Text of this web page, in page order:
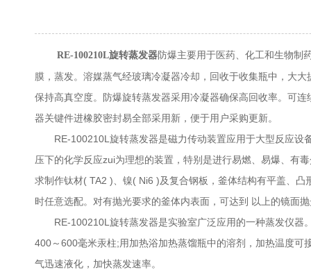
RE-100210L旋转蒸发器防爆主要用于医药、化工和生物制
膜，蒸发。溶媒蒸气经玻璃冷凝器冷却，回收于收集瓶中，大
保持高真空度。防爆旋转蒸发器采用冷凝器确保高回收率。可
器关键件进橡胶密封易全部采用新，便于用户采购更新。
RE-100210L旋转蒸发器是磁力传动装置应用于大型反应设
压下的化学反应zui为理想的装置，特别是进行易燃、易爆、有
求制作钛材( TA2 )、镍( Ni6 )及复合钢板，釜体结构有平盖、
时任意选配。对有抛光要求的釜体内表面，可达到 以上的镜面
RE-100210L旋转蒸发器是实验室广泛应用的一种蒸发仪器
400～600毫米汞柱;用加热浴加热蒸馏瓶中的溶剂，加热温度
气迅速液化，加快蒸发速率。